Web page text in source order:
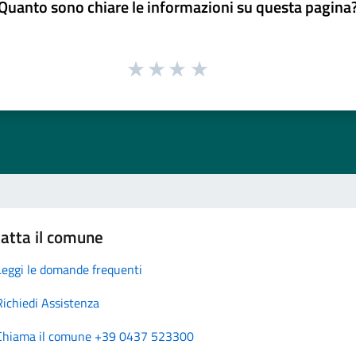
sono chiare le informazioni su questa
il comune
le domande frequenti
Assistenza
il comune +39 0437 523300